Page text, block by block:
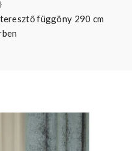
függöny 290 cm